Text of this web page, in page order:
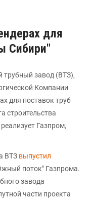
для
Сибири"
трубный завод (ВТЗ),
Компании
для поставок труб
строительства
Газпром,
ВТЗ выпустил
поток" Газпрома.
завода
части проекта